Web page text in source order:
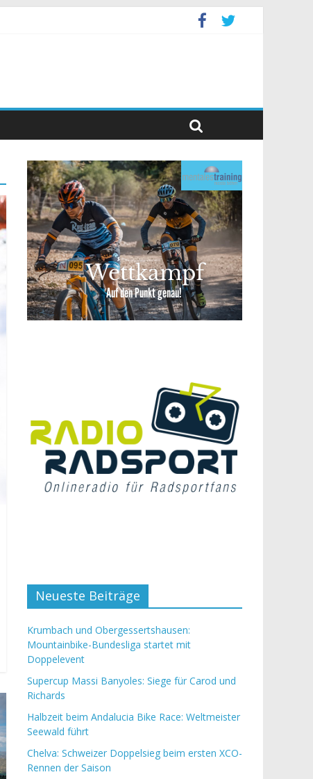
Neueste Beiträge
Krumbach und Obergessertshausen:
Mountainbike-Bundesliga startet mit
Doppelevent
Supercup Massi Banyoles: Siege für Carod und
Richards
Halbzeit beim Andalucia Bike Race: Weltmeister
Seewald führt
Chelva: Schweizer Doppelsieg beim ersten XCO-
Rennen der Saison